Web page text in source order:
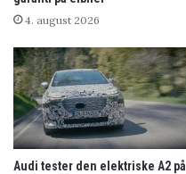
4. august 2026
Audi tester den elektriske A2 på